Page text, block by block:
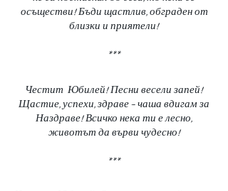
осъществи! Бъди щастлив, обграден от
близки и приятели!
***
Честит Юбилей! Песни весели запей!
Щастие, успехи, здраве – чаша вдигам за
Наздраве! Всичко нека ти е лесно,
животът да върви чудесно!
***